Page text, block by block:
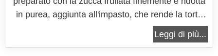
in purea, aggiunta all'impasto, che rende la torta
soffice come una nuvola. La sua consistenza
umida è così gradevole da sembrare un plumcake.
Leggi di più...